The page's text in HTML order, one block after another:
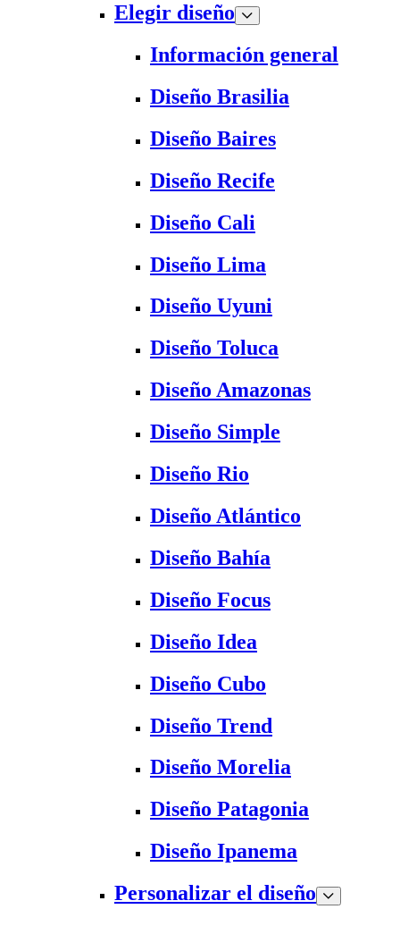
Elegir diseño
Información general
Diseño Brasilia
Diseño Baires
Diseño Recife
Diseño Cali
Diseño Lima
Diseño Uyuni
Diseño Toluca
Diseño Amazonas
Diseño Simple
Diseño Rio
Diseño Atlántico
Diseño Bahía
Diseño Focus
Diseño Idea
Diseño Cubo
Diseño Trend
Diseño Morelia
Diseño Patagonia
Diseño Ipanema
Personalizar el diseño